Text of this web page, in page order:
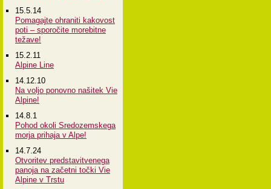
15.5.14
Pomagajte ohraniti kakovost
poti – sporočite morebitne
težave!
15.2.11
Alpine Line
14.12.10
Na voljo ponovno našitek Vie
Alpine!
14.8.1
Pohod okoli Sredozemskega
morja prihaja v Alpe!
14.7.24
Otvoritev predstavitvenega
panoja na začetni točki Vie
Alpine v Trstu